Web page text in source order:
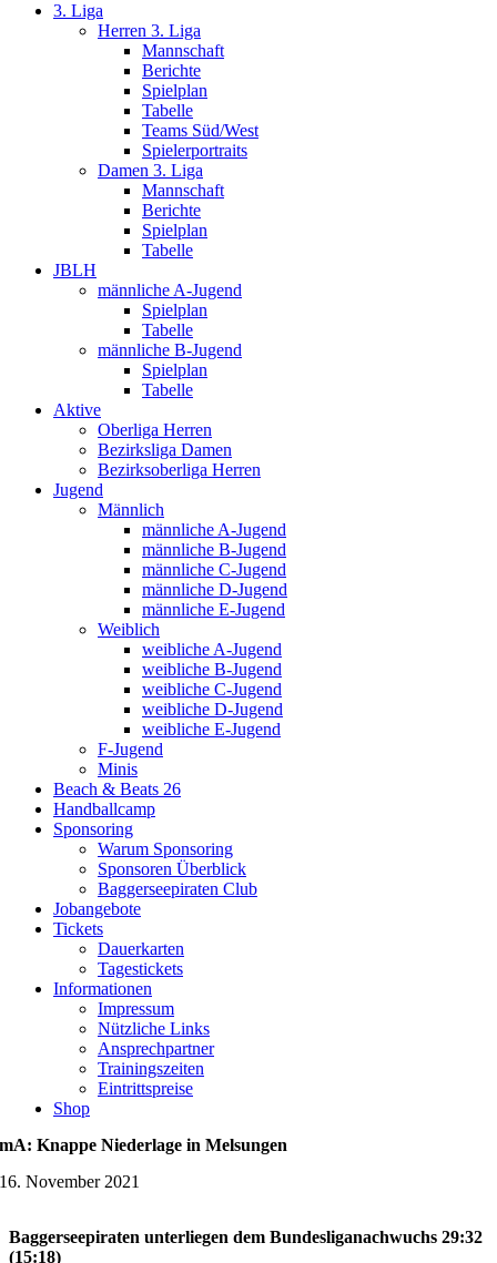
3. Liga
Herren 3. Liga
Mannschaft
Berichte
Spielplan
Tabelle
Teams Süd/West
Spielerportraits
Damen 3. Liga
Mannschaft
Berichte
Spielplan
Tabelle
JBLH
männliche A-Jugend
Spielplan
Tabelle
männliche B-Jugend
Spielplan
Tabelle
Aktive
Oberliga Herren
Bezirksliga Damen
Bezirksoberliga Herren
Jugend
Männlich
männliche A-Jugend
männliche B-Jugend
männliche C-Jugend
männliche D-Jugend
männliche E-Jugend
Weiblich
weibliche A-Jugend
weibliche B-Jugend
weibliche C-Jugend
weibliche D-Jugend
weibliche E-Jugend
F-Jugend
Minis
Beach & Beats 26
Handballcamp
Sponsoring
Warum Sponsoring
Sponsoren Überblick
Baggerseepiraten Club
Jobangebote
Tickets
Dauerkarten
Tagestickets
Informationen
Impressum
Nützliche Links
Ansprechpartner
Trainingszeiten
Eintrittspreise
Shop
mA: Knappe Niederlage in Melsungen
16. November 2021
Baggerseepiraten unterliegen dem Bundesliganachwuchs 29:32
(15:18)